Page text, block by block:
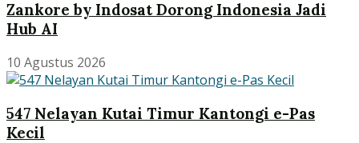
Zankore by Indosat Dorong Indonesia Jadi
Hub AI
10 Agustus 2026
547 Nelayan Kutai Timur Kantongi e-Pas
Kecil